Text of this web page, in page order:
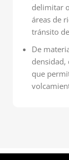
delimitar
áreas de
tránsito
De
densidad,
que